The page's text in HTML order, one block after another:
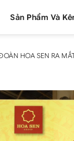
Sản Phẩm Và
HOA SEN RA